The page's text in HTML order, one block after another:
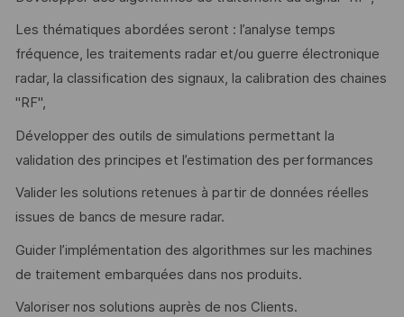
Les thématiques abordées seront : l’analyse temps
fréquence, les traitements radar et/ou guerre électronique
radar, la classification des signaux, la calibration des chaines
"RF",
Développer des outils de simulations permettant la
validation des principes et l’estimation des performances
Valider les solutions retenues à partir de données réelles
issues de bancs de mesure radar.
Guider l’implémentation des algorithmes sur les machines
de traitement embarquées dans nos produits.
Valoriser nos solutions auprès de nos Clients.